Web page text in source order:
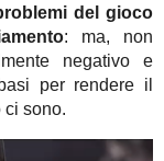
del gioco
: ma, non
negativo e
per rendere il
ci sono.